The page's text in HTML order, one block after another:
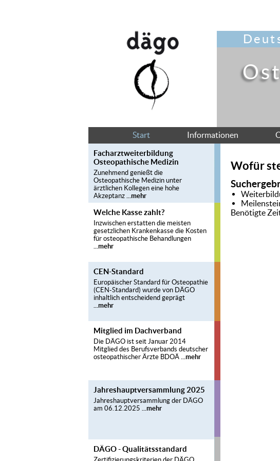
Start Informationen
Facharztweiterbildung
Osteopathische Medizin
Zunehmend genießt die
Osteopathische Medizin unter
ärztlichen Kollegen eine hohe
Akzeptanz ...mehr
Welche Kasse zahlt?
Inzwischen erstatten die meisten
gesetzlichen Krankenkasse die Kosten
für osteopathische Behandlungen
...mehr
CEN-Standard
Europäischer Standard für Osteopathie
(CEN-Standard) wurde von DÄGO
inhaltlich entscheidend geprägt
...mehr
Mitglied im Dachverband
Die DÄGO ist seit Januar 2014
Mitglied des Berufsverbands deutscher
osteopathischer Ärzte BDOÄ ...mehr
Jahreshauptversammlung 2025
Jahreshauptversammlung der DÄGO
am 06.12.2025 ...mehr
DÄGO - Qualitätsstandard
Wofür
Benötigte